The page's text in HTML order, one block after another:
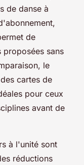
de danse à
de
proposées sans
le
cartes de
pour ceux
avant de
à l'unité sont
réductions